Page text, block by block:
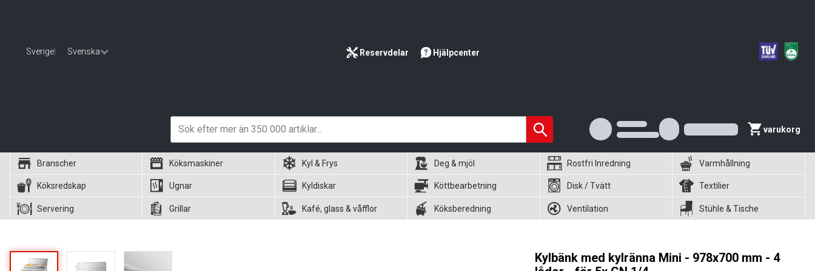
Sverige Svenska Reservdelar Hjälpcenter
varukorg
Branscher Köksmaskiner Kyl & Frys Deg & mjöl Rostfri Inredning Varmhållning
Köksredskap Ugnar Kyldiskar Köttbearbetning Disk / Tvätt Textilier
Servering Grillar Kafé, glass & våfflor Köksberedning Ventilation Stühle & Tische
Kylbänk med kylränna Mini - 978x700 mm - 4